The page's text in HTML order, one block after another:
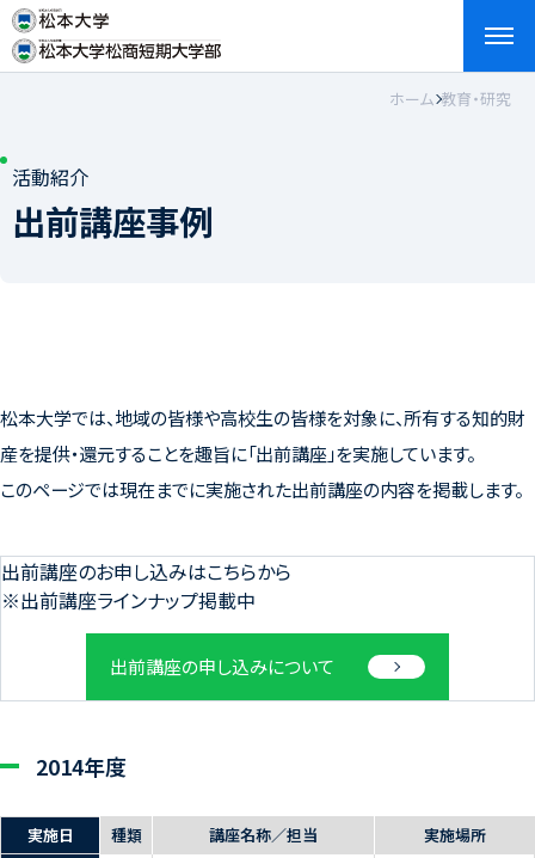
English
ホーム 教育・研究
活動紹介
出前講座事例
松本大学では、地域の皆様や高校生の皆様を対象に、所有する知的財
産を提供・還元することを趣旨に「出前講座」を実施しています。
このページでは現在までに実施された出前講座の内容を掲載します。
出前講座のお申し込みはこちらから
※出前講座ラインナップ掲載中
出前講座の申し込みについて
2014年度
実施日 種類 講座名称／担当 実施場所